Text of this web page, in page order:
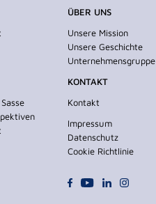
ÜBER UNS
Unsere Mission
Unsere Geschichte
Unternehmensgruppe
KONTAKT
Kontakt
Impressum
Datenschutz
Cookie Richtlinie